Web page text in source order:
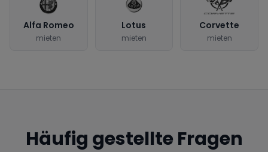
Alfa Romeo
mieten
Lotus
mieten
Corvette
mieten
Häufig gestellte Fragen